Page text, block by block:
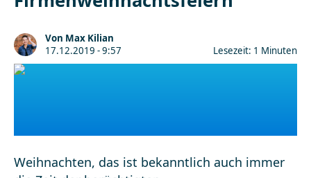
Von Max Kilian
17.12.2019 - 9:57
Lesezeit: 1 Minuten
Weihnachten, das ist bekanntlich auch immer